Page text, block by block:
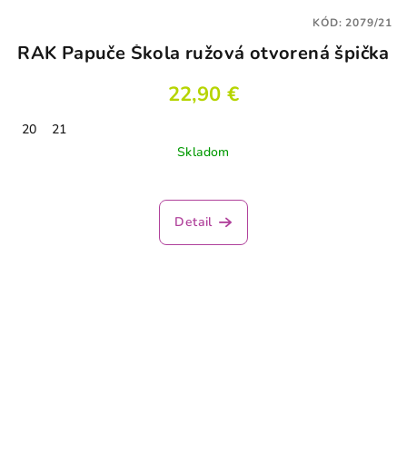
RAK Papuče Škola ružová otvorená špička
22,90 €
20
21
Skladom
Detail
KÓD:2079/21